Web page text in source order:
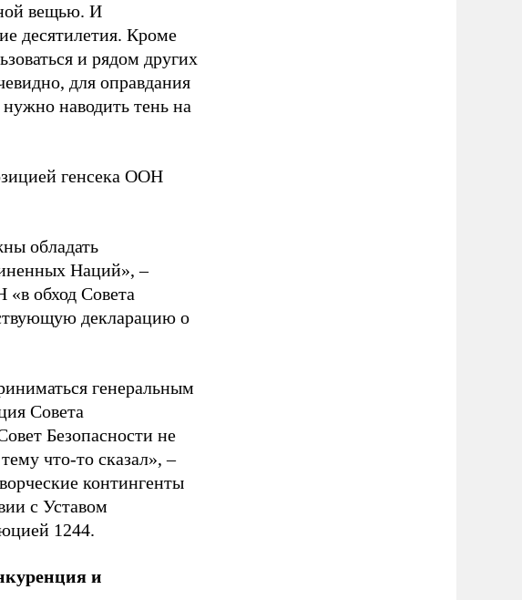
вещью. И
десятилетия. Кроме
и рядом других
для оправдания
наводить тень на
генсека ООН
обладать
Наций», –
обход Совета
декларацию о
генеральным
Совета
Безопасности не
что-то сказал», –
контингенты
с Уставом
1244.
и